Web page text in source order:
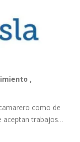
,
como de
aceptan trabajos…